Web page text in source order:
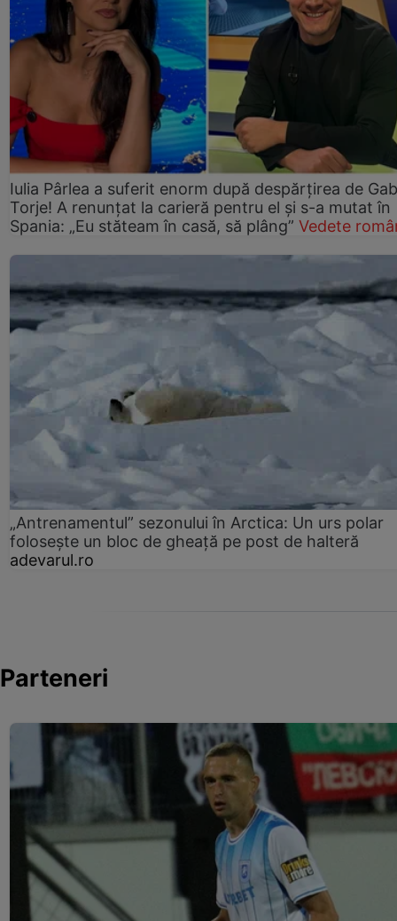
Iulia Pârlea a suferit enorm după despărțirea de
Torje! A renunțat la carieră pentru el și s-a mutat în
Spania: „Eu stăteam în casă, să plâng” Vedete
„Antrenamentul” sezonului în Arctica: Un urs polar
folosește un bloc de gheață pe post de halteră
adevarul.ro
Parteneri